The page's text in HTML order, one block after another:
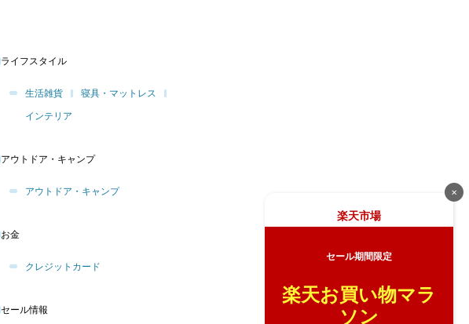
ライフスタイル
生活雑貨
寝具・マットレス
インテリア
アウトドア・キャンプ
アウトドア・キャンプ
お金
クレジットカード
セール情報
✕
楽天市場
セール期間限定
楽天お買い物マラ
ソン